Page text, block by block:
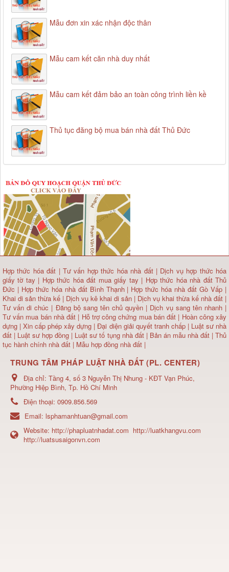
Mẫu đơn xin xác nhận độc thân
Mẫu cam kết căn nhà duy nhất
Mẫu cam kết đảm bảo an toàn công trình liền kề
Thủ tục đăng bộ mua bán nhà đất Thủ Đức
Hợp thức hóa đất |Tư vấn hợp thức hóa nhà đất| Dịch vụ hợp thức hóa
giấy tờ tay | Hợp thức hóa đất mua giấy tay | Hợp thức hóa nhà đất Thủ
Đức | Hợp thức hóa nhà đất Bình Thạnh | Hợp thức hóa nhà đất Gò Vấp |
Khai di sản thừa kế | Dịch vụ kê khai di sản | Dịch vụ khai thừa kế nhà đất |
Tư vấn di chúc | Đăng bộ sang tên chủ quyền | Dịch vụ sang tên nhanh |
Tư vấn mua bán nhà đất | Hỗ trợ công chứng mua bán đất | Hoàn công xây
dựng | Xin cấp phép xây dựng |Đại diện giải quyết tranh chấp | Luật sư nhà
đất | Luật sư hợp đồng | Luật sư tố tụng nhà đất | Bản án mẫu nhà đất|Thủ
tục hành chính nhà đất | Mẫu hợp đồng nhà đất |
TRUNG TÂM PHÁP LUẬT NHÀ ĐẤT (PL. CENTER)
Địa chỉ: Tầng 4, số 3 Nguyễn Thị Nhung - KĐT Vạn Phúc,
Phường Hiệp Bình, Tp. Hồ Chí Minh
Điện thoại: 0909.856.569
Email: lsphamanhtuan@gmail.com
Website: http://phapluatnhadat.com http://luatkhangvu.com
http://luatsusaigonvn.com